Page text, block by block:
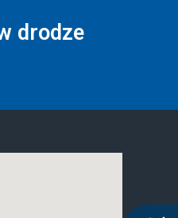
drodze